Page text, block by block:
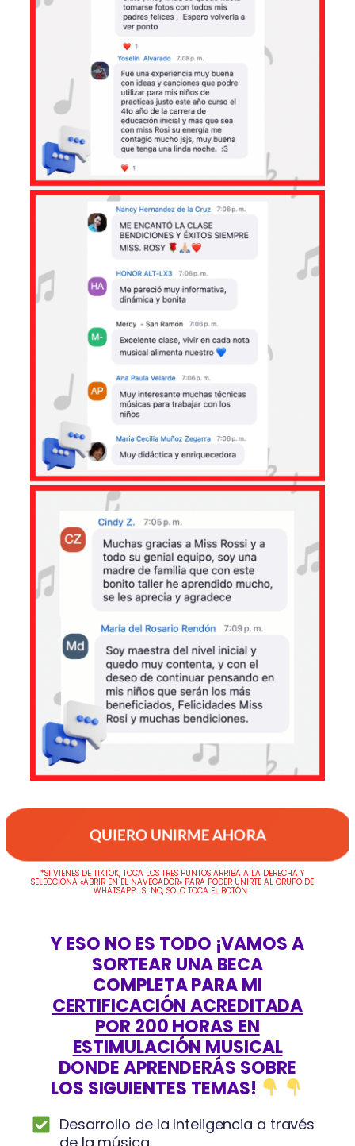
QUIERO UNIRME AHORA
*SI VIENES DE TIKTOK, TOCA LOS TRES PUNTOS ARRIBA A LA DERECHA Y
SELECCIONA «ABRIR EN EL NAVEGADOR» PARA PODER UNIRTE AL GRUPO DE
WHATSAPP. SI NO, SOLO TOCA EL BOTÓN.
Y ESO NO ES TODO ¡VAMOS A
SORTEAR UNA BECA
COMPLETA PARA MI
CERTIFICACIÓN ACREDITADA
POR 200 HORAS EN
ESTIMULACIÓN MUSICAL
DONDE APRENDERÁS SOBRE
LOS SIGUIENTES TEMAS!
Desarrollo de la Inteligencia a través